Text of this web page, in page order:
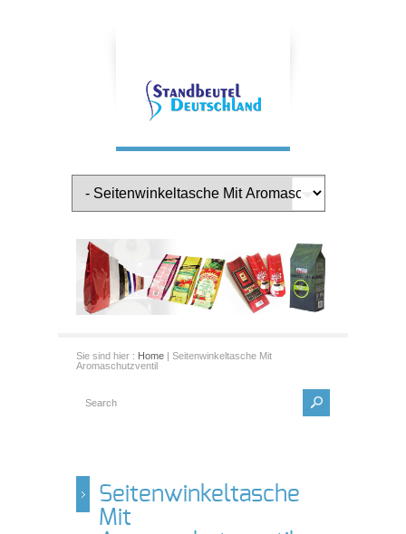
Sie sind hier : Home | Seitenwinkeltasche Mit
Aromaschutzventil
Seitenwinkeltasche
Mit